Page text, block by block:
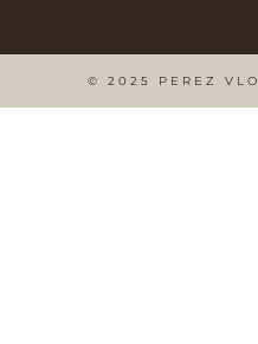
© 2025 PEREZ